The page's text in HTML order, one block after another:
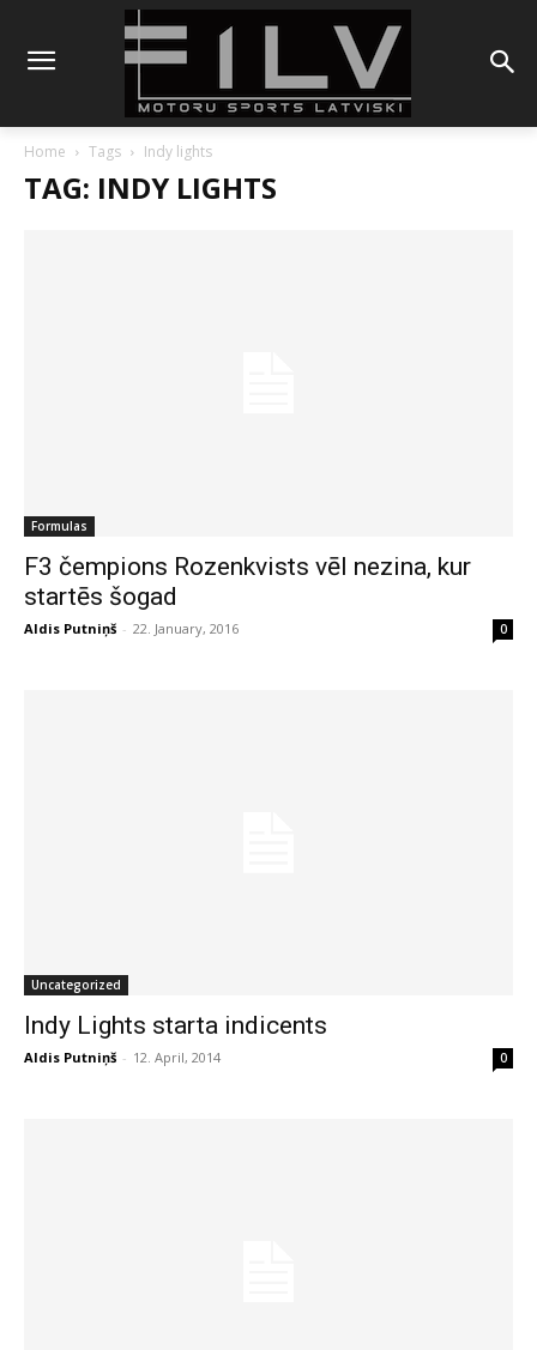
Home Tags Indy lights
TAG: INDY LIGHTS
Formulas
F3 čempions Rozenkvists vēl nezina, kur
startēs šogad
Aldis Putniņš - 22. January, 2016 0
Uncategorized
Indy Lights starta indicents
Aldis Putniņš - 12. April, 2014 0